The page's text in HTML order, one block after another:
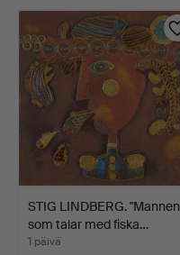
STIG LINDBERG. "Mannen
som talar med fiska…
1 päivä